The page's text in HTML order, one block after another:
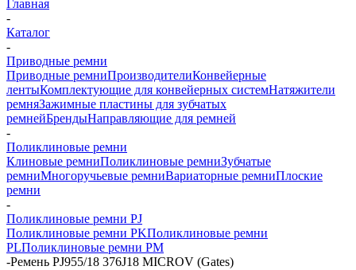
Главная
-
Каталог
-
Приводные ремни
Приводные ремниПроизводителиКонвейерные
лентыКомплектующие для конвейерных системНатяжители
ремняЗажимные пластины для зубчатых
ремнейБрендыНаправляющие для ремней
-
Поликлиновые ремни
Клиновые ремниПоликлиновые ремниЗубчатые
ремниМногоручьевые ремниВариаторные ремниПлоские
ремни
-
Поликлиновые ремни PJ
Поликлиновые ремни PKПоликлиновые ремни
PLПоликлиновые ремни PM
-Ремень PJ955/18 376J18 MICROV (Gates)